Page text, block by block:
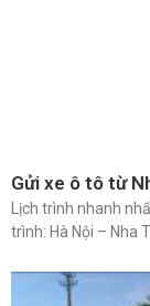
Gửi xe ô tô từ
Lịch trình nhanh
trình: Hà Nội – Nha